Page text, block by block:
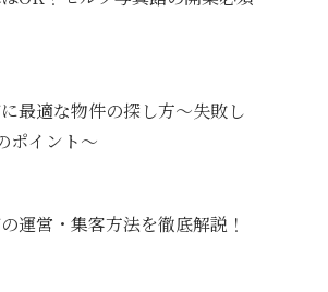
最適な物件の探し方～失敗し
ポイント～
運営・集客方法を徹底解説！